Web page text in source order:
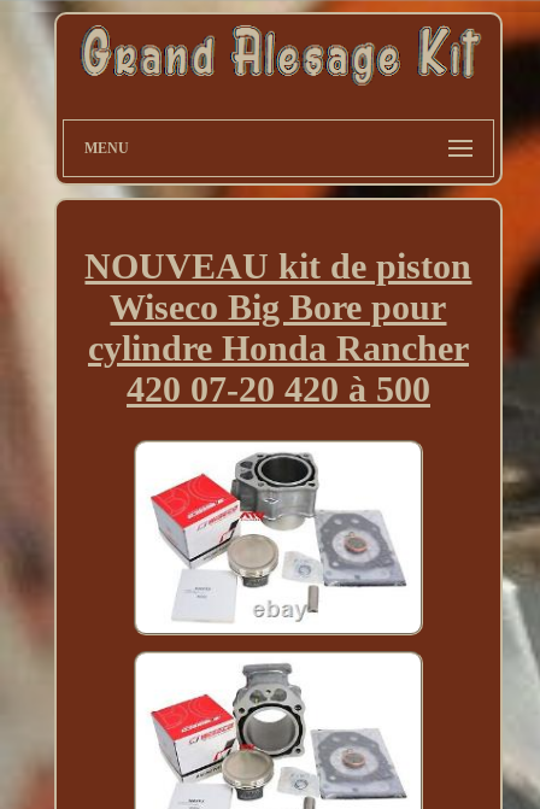
MENU
NOUVEAU kit de piston
Wiseco Big Bore pour
cylindre Honda Rancher
420 07-20 420 à 500